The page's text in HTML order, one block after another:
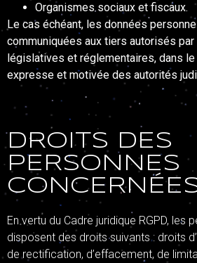
Organismes sociaux et fiscaux.
Le cas échéant, les données
communiquées aux tiers autorisés
législatives et réglementaires, dans le
expresse et motivée des autorités
DROITS DES
PERSONNES
En vertu du Cadre juridique RGPD, les
disposent des droits suivants : droits
de rectification, d’effacement, de